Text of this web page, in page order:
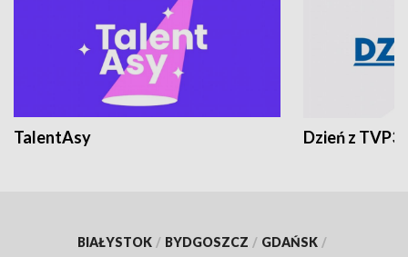
TalentAsy Dzień z TVP3
BIAŁYSTOK / BYDGOSZCZ / GDAŃSK /